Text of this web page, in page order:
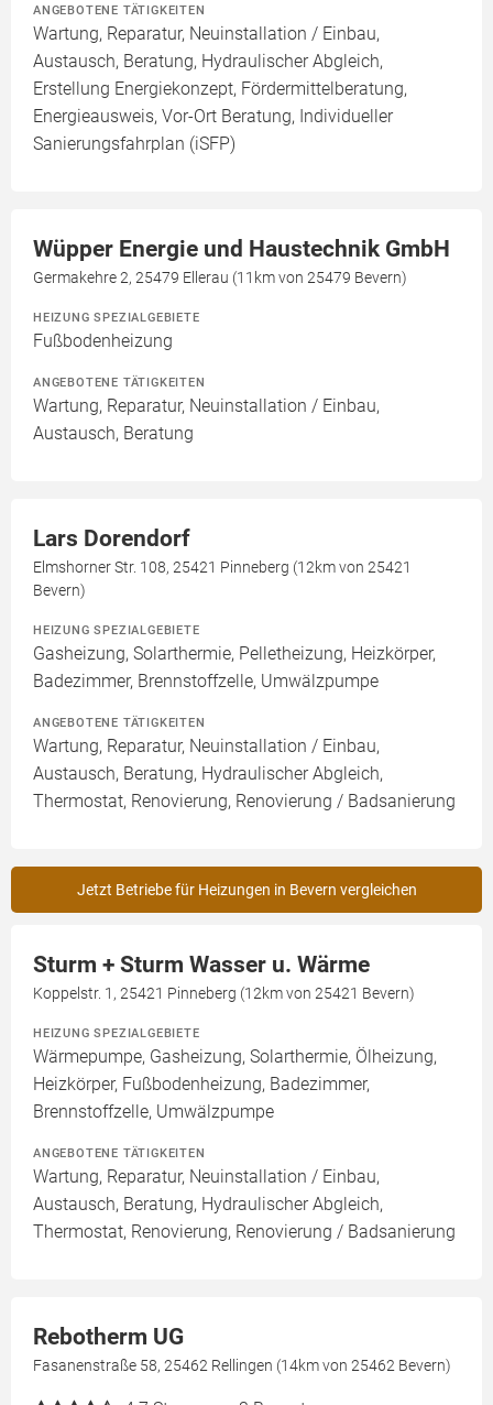
ANGEBOTENE TÄTIGKEITEN
Wartung, Reparatur, Neuinstallation / Einbau,
Austausch, Beratung, Hydraulischer Abgleich,
Erstellung Energiekonzept, Fördermittelberatung,
Energieausweis, Vor-Ort Beratung, Individueller
Sanierungsfahrplan (iSFP)
Wüpper Energie und Haustechnik GmbH
Germakehre 2, 25479 Ellerau (11km von 25479 Bevern)
HEIZUNG SPEZIALGEBIETE
Fußbodenheizung
ANGEBOTENE TÄTIGKEITEN
Wartung, Reparatur, Neuinstallation / Einbau,
Austausch, Beratung
Lars Dorendorf
Elmshorner Str. 108, 25421 Pinneberg (12km von 25421
Bevern)
HEIZUNG SPEZIALGEBIETE
Gasheizung, Solarthermie, Pelletheizung, Heizkörper,
Badezimmer, Brennstoffzelle, Umwälzpumpe
ANGEBOTENE TÄTIGKEITEN
Wartung, Reparatur, Neuinstallation / Einbau,
Austausch, Beratung, Hydraulischer Abgleich,
Thermostat, Renovierung, Renovierung / Badsanierung
Jetzt Betriebe für Heizungen in Bevern vergleichen
Sturm + Sturm Wasser u. Wärme
Koppelstr. 1, 25421 Pinneberg (12km von 25421 Bevern)
HEIZUNG SPEZIALGEBIETE
Wärmepumpe, Gasheizung, Solarthermie, Ölheizung,
Heizkörper, Fußbodenheizung, Badezimmer,
Brennstoffzelle, Umwälzpumpe
ANGEBOTENE TÄTIGKEITEN
Wartung, Reparatur, Neuinstallation / Einbau,
Austausch, Beratung, Hydraulischer Abgleich,
Thermostat, Renovierung, Renovierung / Badsanierung
Rebotherm UG
Fasanenstraße 58, 25462 Rellingen (14km von 25462 Bevern)